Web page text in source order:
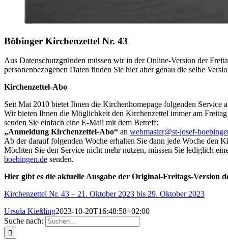
Böbinger Kirchenzettel Nr. 43
Aus Datenschutzgründen müssen wir in der Online-Version der
personenbezogenen Daten finden Sie hier aber genau die selbe
Kirchenzettel-Abo
Seit Mai 2010 bietet Ihnen die Kirchenhomepage folgenden Service
Wir bieten Ihnen die Möglichkeit den Kirchenzettel immer am
senden Sie einfach eine E-Mail mit dem Betreff:
„Anmeldung Kirchenzettel-Abo“ an webmaster@st-josef-
Ab der darauf folgenden Woche erhalten Sie dann jede Woche den
Möchten Sie den Service nicht mehr nutzen, müssen Sie lediglich
boebingen.de senden.
Hier gibt es die aktuelle Ausgabe der Original-Freitags-Version
Kirchenzettel Nr. 43 – 21. Oktober 2023 bis 29. Oktober 2023
Ursula Kießling2023-10-20T16:48:58+02:00
Suche nach: